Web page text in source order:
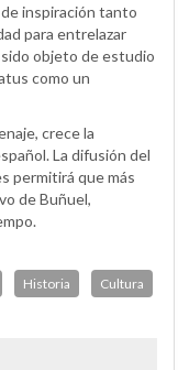
inspiración tanto
para entrelazar
objeto de estudio
como un
crece la
La difusión del
permitirá que más
de Buñuel,
Historia Cultura